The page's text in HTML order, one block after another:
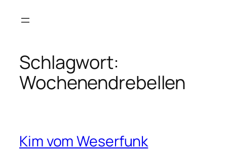
Inhalt
Schlagwort:
Wochenendrebellen
Kim vom Weserfunk